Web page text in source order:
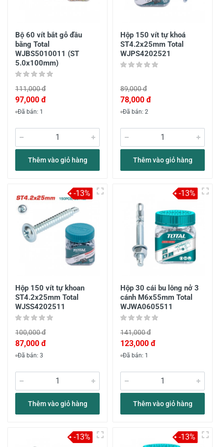
Bộ 60 vít bắt gỗ đầu
bằng Total
WJBS5010011 (ST
5.0x100mm)
111,000 đ
97,000 đ
Đã bán: 1
Thêm vào giỏ hàng
Hộp 150 vít tự khoá
ST4.2x25mm Total
WJPS4202521
89,000 đ
78,000 đ
Đã bán: 2
Thêm vào giỏ hàng
Hộp 150 vít tự khoan
ST4.2x25mm Total
WJSS4202511
100,000 đ
87,000 đ
Đã bán: 3
Thêm vào giỏ hàng
-13%
Hộp 30 cái bu lông nở 3
cánh M6x55mm Total
WJWA0605511
141,000 đ
123,000 đ
Đã bán: 1
Thêm vào giỏ hàng
-13%
-13% -13%